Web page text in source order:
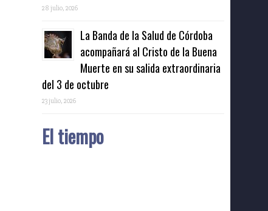
28 julio, 2026
La Banda de la Salud de Córdoba
acompañará al Cristo de la Buena
Muerte en su salida extraordinaria
del 3 de octubre
23 julio, 2026
El tiempo